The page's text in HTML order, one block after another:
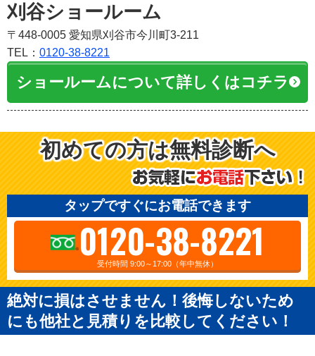
刈谷ショールーム
〒448-0005 愛知県刈谷市今川町3-211
TEL： 0120-38-8221
ショールームについて詳しくはコチラ
初めての方は無料診断へ
タップですぐにお電話できます
0120-38-8221
受付時間 9:00～17:00（年中無休）
絶対に損はさせません！後悔しないため
にも他社と見積りを比較してください！